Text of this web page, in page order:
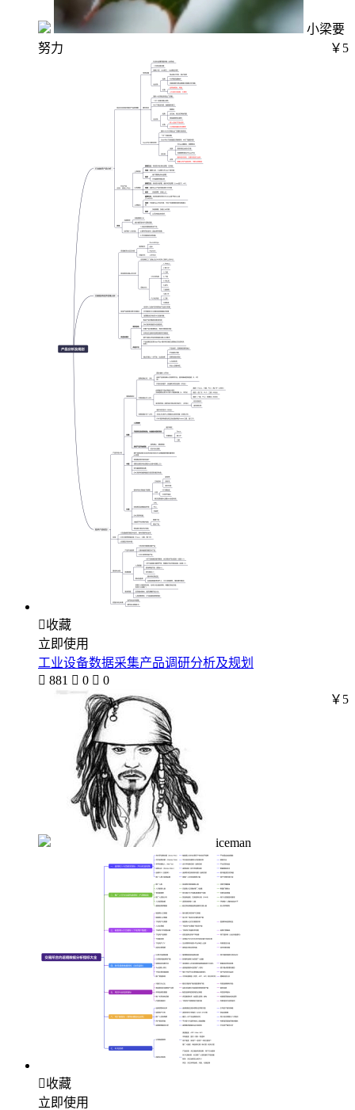
小梁要
努力
￥5
收藏
立即使用
工业设备数据采集产品调研分析及规划
 881  0  0
iceman
￥5
收藏
立即使用